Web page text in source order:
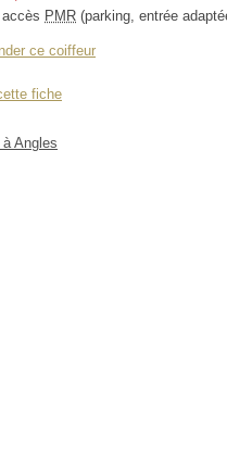
accès PMR (parking, entrée
ce coiffeur
fiche
Angles